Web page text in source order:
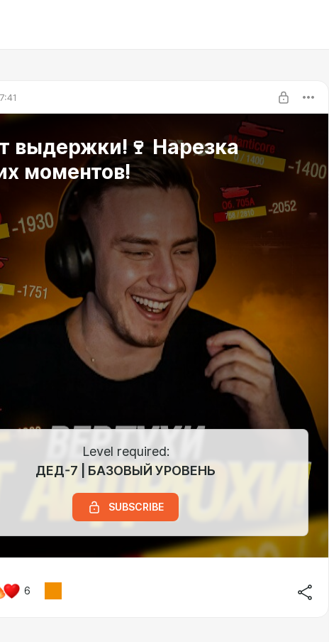
выдержки!🍷 Нарезка
моментов!
Level required:
ДЕД-7 | БАЗОВЫЙ УРОВЕНЬ
SUBSCRIBE
6